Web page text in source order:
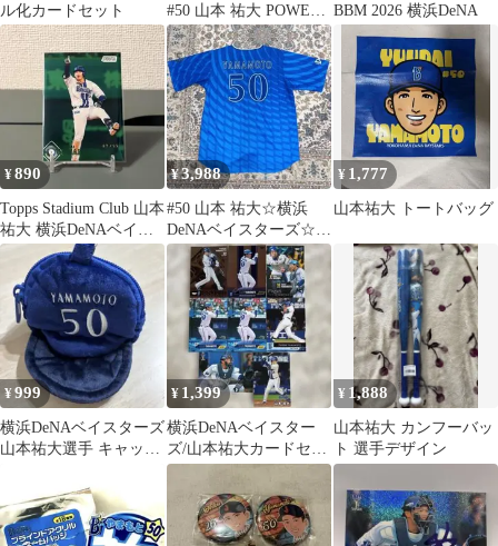
ル化カードセット
#50 山本 祐大 POWER
SENDユニフォームO
BBM 2026 横浜DeNA
¥890
Topps Stadium Club 山本
祐大 横浜DeNAベイス
ターズ
¥3,988
#50 山本 祐大☆横浜
DeNAベイスターズ☆ハ
イクオリティーレプリ
カユニM
¥ 1,777
山本祐大 トートバッグ
¥999
横浜DeNAベイスターズ
山本祐大選手 キャップ
¥ 1,399
横浜DeNAベイスター
ズ/山本祐大カードセッ
ト
¥ 1,888
山本祐大 カンフーバッ
ト 選手デザイン